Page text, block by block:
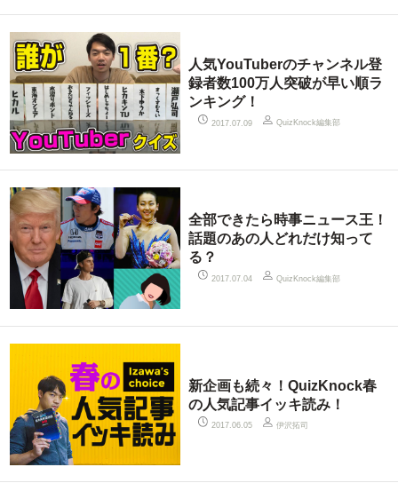
人気YouTuberのチャンネル登
録者数100万人突破が早い順ラ
ンキング！
2017.07.09 QuizKnock編集部
全部できたら時事ニュース王！
話題のあの人どれだけ知って
る？
2017.07.04 QuizKnock編集部
新企画も続々！QuizKnock春
の人気記事イッキ読み！
2017.06.05 伊沢拓司